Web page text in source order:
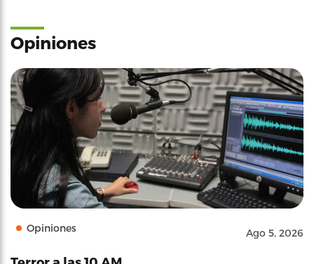
Opiniones
Opiniones Ago 5, 2026